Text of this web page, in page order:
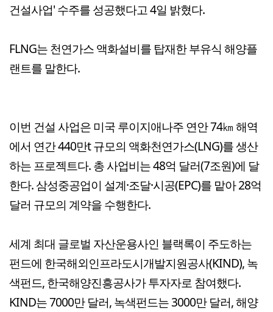
건설사업' 수주를 성공했다고 4일 밝혔다.
FLNG는 천연가스 액화설비를 탑재한 부유식 해양플
랜트를 말한다.
이번 건설 사업은 미국 루이지애나주 연안 74㎞ 해역
에서 연간 440만t 규모의 액화천연가스(LNG)를 생산
하는 프로젝트다. 총 사업비는 48억 달러(7조원)에 달
한다. 삼성중공업이 설계·조달·시공(EPC)를 맡아 28억
달러 규모의 계약을 수행한다.
세계 최대 글로벌 자산운용사인 블랙록이 주도하는
펀드에 한국해외인프라도시개발지원공사(KIND), 녹
색펀드, 한국해양진흥공사가 투자자로 참여했다.
KIND는 7000만 달러, 녹색펀드는 3000만 달러, 해양